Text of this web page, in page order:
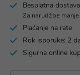
Besplatna
Za narudžbe
Plaćanje na rate
Rok isporuke: 2
Sigurna online